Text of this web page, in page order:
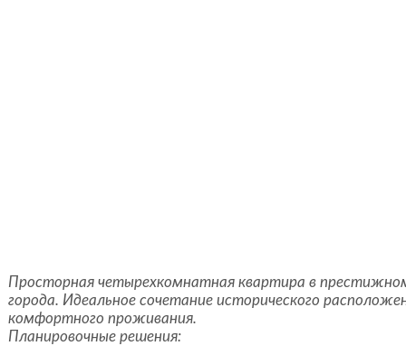
Просторная четырехкомнатная квартира в
города. Идеальное сочетание исторического
комфортного проживания.
Планировочные решения: